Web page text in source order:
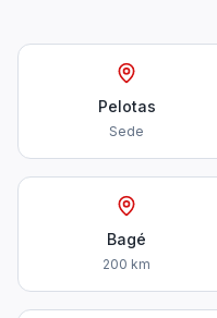
Pelotas
Sede
Bagé
200 km